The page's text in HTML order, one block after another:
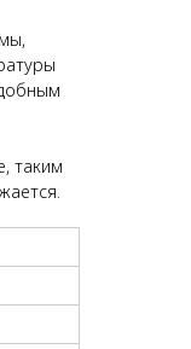
таким